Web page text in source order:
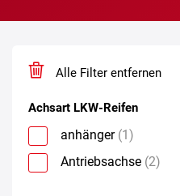
Alle Filter entfernen
Achsart LKW-Reifen
anhänger (1)
Antriebsachse (2)